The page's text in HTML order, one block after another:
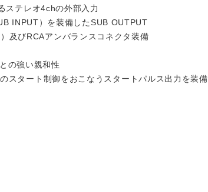
ステレオ4chの外部入力
INPUT）を装備したSUB OUTPUT
及びRCAアンバランスコネクタ装備
の強い親和性
スタート制御をおこなうスタートパルス出力を装備